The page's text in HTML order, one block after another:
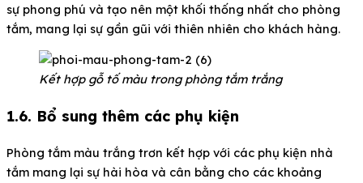
sự phong phú và tạo nên một khối thống nhất cho phòng
tắm, mang lại sự gần gũi với thiên nhiên cho khách hàng.
Kết hợp gỗ tố màu trong phòng tắm trắng
1.6. Bổ sung thêm các phụ kiện
Phòng tắm màu trắng trơn kết hợp với các phụ kiện nhà
tắm mang lại sự hài hòa và cân bằng cho các khoảng